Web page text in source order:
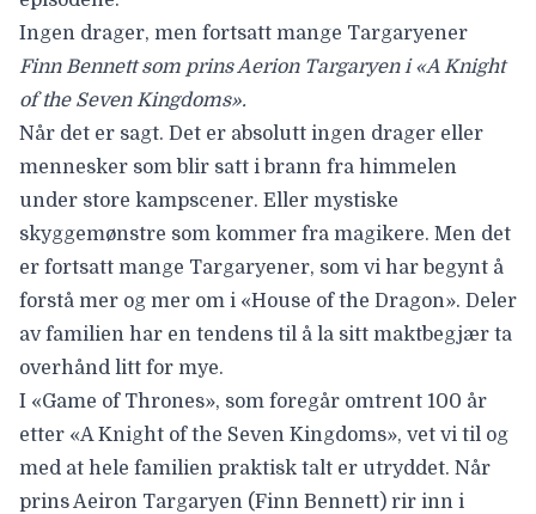
Ingen drager, men fortsatt mange Targaryener
Finn Bennett som prins Aerion Targaryen i «A Knight
of the Seven Kingdoms».
Når det er sagt. Det er absolutt ingen drager eller
mennesker som blir satt i brann fra himmelen
under store kampscener. Eller mystiske
skyggemønstre som kommer fra magikere. Men det
er fortsatt mange Targaryener, som vi har begynt å
forstå mer og mer om i «House of the Dragon». Deler
av familien har en tendens til å la sitt maktbegjær ta
overhånd litt for mye.
I «Game of Thrones», som foregår omtrent 100 år
etter «A Knight of the Seven Kingdoms», vet vi til og
med at hele familien praktisk talt er utryddet. Når
prins Aeiron Targaryen (Finn Bennett) rir inn i